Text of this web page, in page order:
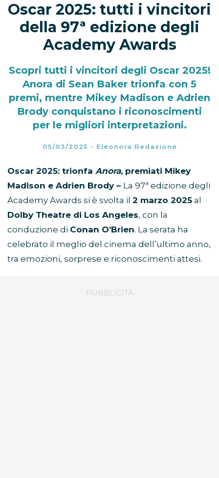
Oscar 2025: tutti i vincitori
della 97ª edizione degli
Academy Awards
Scopri tutti i vincitori degli Oscar 2025!
Anora di Sean Baker trionfa con 5
premi, mentre Mikey Madison e Adrien
Brody conquistano i riconoscimenti
per le migliori interpretazioni.
05/03/2025 - Eleonora Redazione
Oscar 2025: trionfa Anora, premiati Mikey
Madison e Adrien Brody – La 97ª edizione degli
Academy Awards si è svolta il 2 marzo 2025 al
Dolby Theatre di Los Angeles, con la
conduzione di Conan O’Brien. La serata ha
celebrato il meglio del cinema dell’ultimo anno,
tra emozioni, sorprese e riconoscimenti attesi.